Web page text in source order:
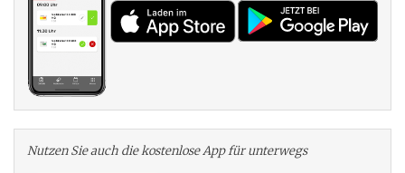
Nutzen Sie auch die kosten­lose App für unterwegs